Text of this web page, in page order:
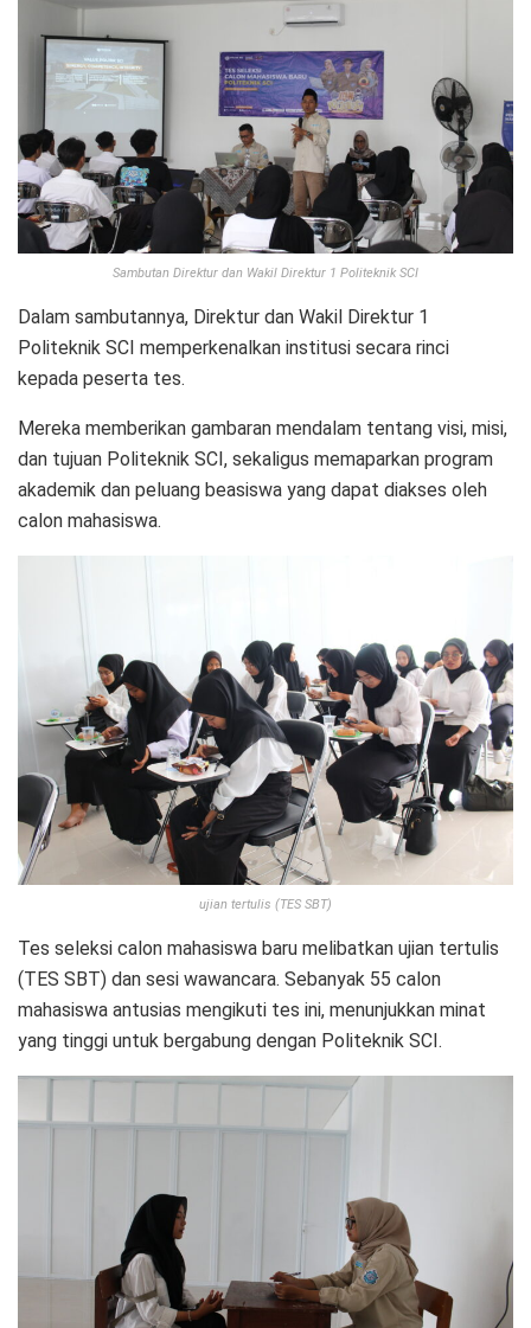
Sambutan Direktur dan Wakil Direktur 1 Politeknik SCI
Dalam sambutannya, Direktur dan Wakil Direktur 1
Politeknik SCI memperkenalkan institusi secara rinci
kepada peserta tes.
Mereka memberikan gambaran mendalam tentang visi, misi,
dan tujuan Politeknik SCI, sekaligus memaparkan program
akademik dan peluang beasiswa yang dapat diakses oleh
calon mahasiswa.
ujian tertulis (TES SBT)
Tes seleksi calon mahasiswa baru melibatkan ujian tertulis
(TES SBT) dan sesi wawancara. Sebanyak 55 calon
mahasiswa antusias mengikuti tes ini, menunjukkan minat
yang tinggi untuk bergabung dengan Politeknik SCI.